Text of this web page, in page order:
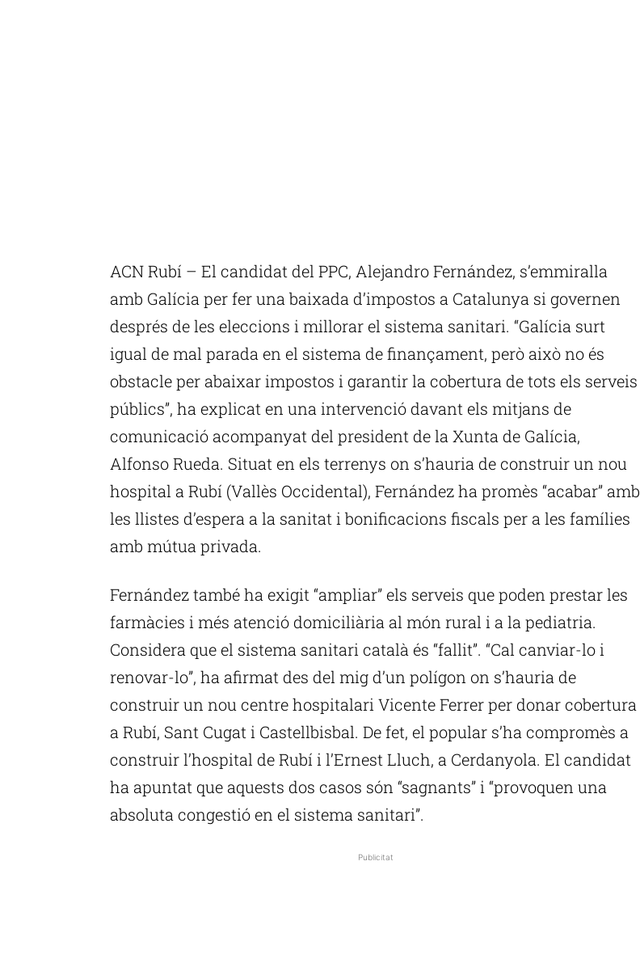
ACN Rubí – El candidat del PPC, Alejandro Fernández, s’emmiralla
amb Galícia per fer una baixada d’impostos a Catalunya si governen
després de les eleccions i millorar el sistema sanitari. “Galícia surt
igual de mal parada en el sistema de finançament, però això no és
obstacle per abaixar impostos i garantir la cobertura de tots els serveis
públics”, ha explicat en una intervenció davant els mitjans de
comunicació acompanyat del president de la Xunta de Galícia,
Alfonso Rueda. Situat en els terrenys on s’hauria de construir un nou
hospital a Rubí (Vallès Occidental), Fernández ha promès “acabar” amb
les llistes d’espera a la sanitat i bonificacions fiscals per a les famílies
amb mútua privada.
Fernández també ha exigit “ampliar” els serveis que poden prestar les
farmàcies i més atenció domiciliària al món rural i a la pediatria.
Considera que el sistema sanitari català és “fallit”. “Cal canviar-lo i
renovar-lo”, ha afirmat des del mig d’un polígon on s’hauria de
construir un nou centre hospitalari Vicente Ferrer per donar cobertura
a Rubí, Sant Cugat i Castellbisbal. De fet, el popular s’ha compromès a
construir l’hospital de Rubí i l’Ernest Lluch, a Cerdanyola. El candidat
ha apuntat que aquests dos casos són “sagnants” i “provoquen una
absoluta congestió en el sistema sanitari”.
Publicitat